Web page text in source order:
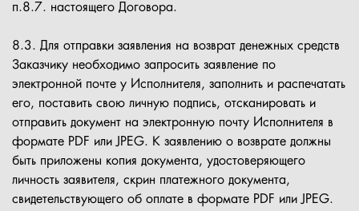
п.8.7. настоящего Договора.
8.3. Для отправки заявления на возврат денежных средств
Заказчику необходимо запросить заявление по
электронной почте у Исполнителя, заполнить и распечатать
его, поставить свою личную подпись, отсканировать и
отправить документ на электронную почту Исполнителя в
формате PDF или JPEG. К заявлению о возврате должны
быть приложены копия документа, удостоверяющего
личность заявителя, скрин платежного документа,
свидетельствующего об оплате в формате PDF или JPEG.